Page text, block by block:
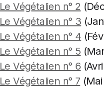
Le Végétalien n° 2
Le Végétalien n° 3
Le Végétalien n° 4
Le Végétalien n° 5
Le Végétalien n° 6
Le Végétalien n° 7